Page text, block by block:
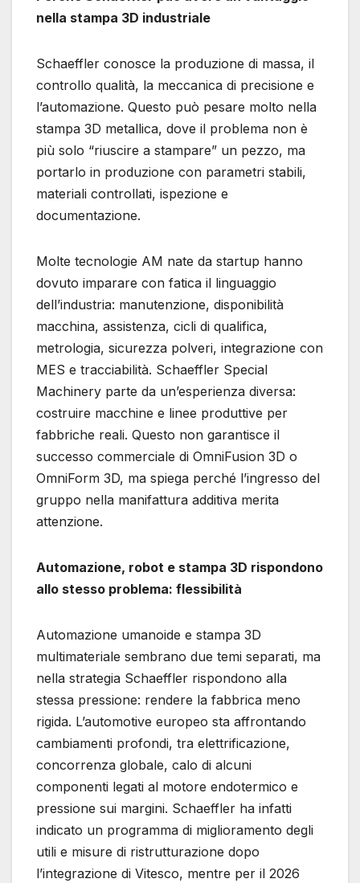
nella stampa 3D industriale
Schaeffler conosce la produzione di massa, il
controllo qualità, la meccanica di precisione e
l’automazione. Questo può pesare molto nella
stampa 3D metallica, dove il problema non è
più solo “riuscire a stampare” un pezzo, ma
portarlo in produzione con parametri stabili,
materiali controllati, ispezione e
documentazione.
Molte tecnologie AM nate da startup hanno
dovuto imparare con fatica il linguaggio
dell’industria: manutenzione, disponibilità
macchina, assistenza, cicli di qualifica,
metrologia, sicurezza polveri, integrazione con
MES e tracciabilità. Schaeffler Special
Machinery parte da un’esperienza diversa:
costruire macchine e linee produttive per
fabbriche reali. Questo non garantisce il
successo commerciale di OmniFusion 3D o
OmniForm 3D, ma spiega perché l’ingresso del
gruppo nella manifattura additiva merita
attenzione.
Automazione, robot e stampa 3D rispondono
allo stesso problema: flessibilità
Automazione umanoide e stampa 3D
multimateriale sembrano due temi separati, ma
nella strategia Schaeffler rispondono alla
stessa pressione: rendere la fabbrica meno
rigida. L’automotive europeo sta affrontando
cambiamenti profondi, tra elettrificazione,
concorrenza globale, calo di alcuni
componenti legati al motore endotermico e
pressione sui margini. Schaeffler ha infatti
indicato un programma di miglioramento degli
utili e misure di ristrutturazione dopo
l’integrazione di Vitesco, mentre per il 2026